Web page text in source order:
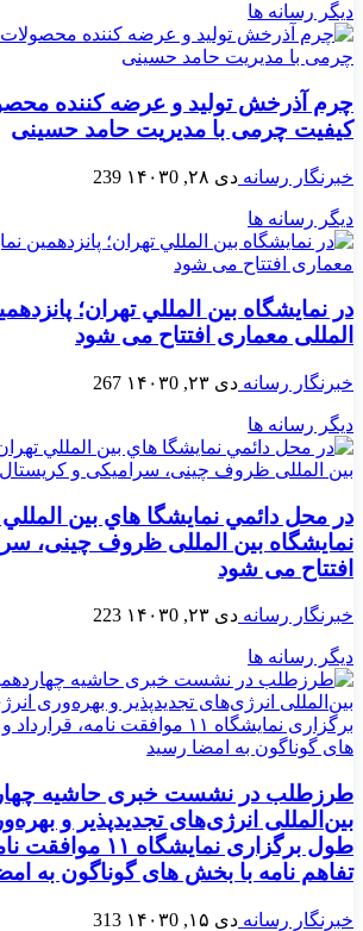
دیگر رسانه ها
چرم آذرخش تولید و عرضه کننده
کیفیت چرمی با مدیریت حامد حسینی
خبرنگار رسانه دی ۲۸, ۱۴۰۳ 0
239
دیگر رسانه ها
در نمايشگاه بين المللي تهران؛
المللی معماری افتتاح می شود
خبرنگار رسانه دی ۲۳, ۱۴۰۳ 0
267
دیگر رسانه ها
در محل دائمي نمايشگا هاي بين المللي
نمایشگاه بین المللی ظروف چینی،
افتتاح می شود
خبرنگار رسانه دی ۲۳, ۱۴۰۳ 0
223
دیگر رسانه ها
طرزطلب در نشست خبری حاشیه
بین‌المللی انرژی‌های تجدیدپذیر و
طول برگزاری
تفاهم نامه با بخش های گوناگون به
خبرنگار رسانه دی ۱۵, ۱۴۰۳ 0
313